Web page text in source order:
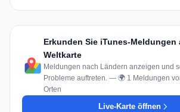
Erkunden Sie iTunes-Meldungen
Weltkarte
Meldungen nach Ländern anzeigen und
Probleme auftreten. — 🌍 1 Meldungen
Orten
Live-Karte öffnen